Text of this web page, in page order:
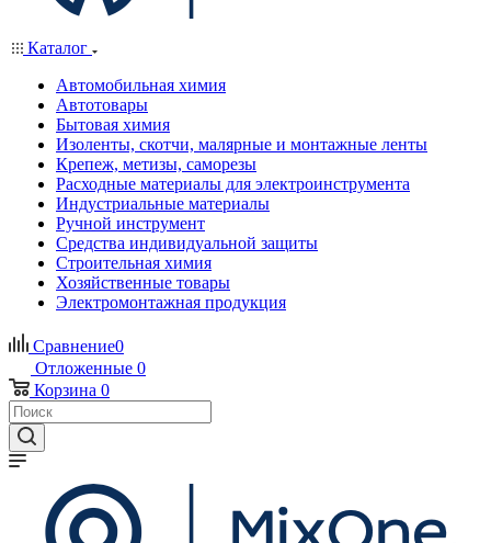
Каталог
Автомобильная химия
Автотовары
Бытовая химия
Изоленты, скотчи, малярные и монтажные ленты
Крепеж, метизы, саморезы
Расходные материалы для электроинструмента
Индустриальные материалы
Ручной инструмент
Средства индивидуальной защиты
Строительная химия
Хозяйственные товары
Электромонтажная продукция
Сравнение0
Отложенные 0
Корзина 0